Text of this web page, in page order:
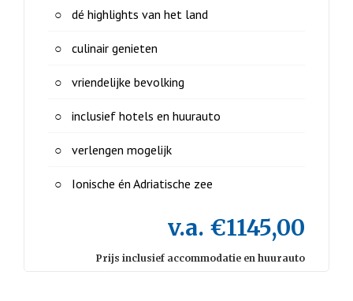
dé highlights van het land
culinair genieten
vriendelijke bevolking
inclusief hotels en huurauto
verlengen mogelijk
Ionische én Adriatische zee
v.a. €1145,00
Prijs inclusief accommodatie en huurauto